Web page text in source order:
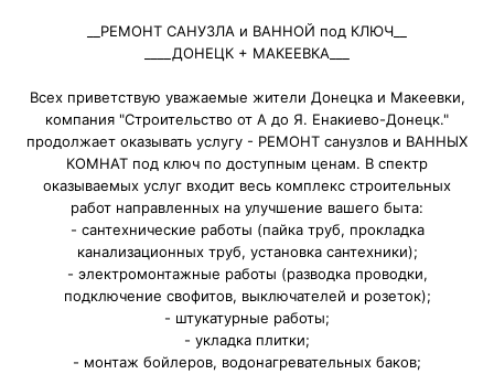
__РЕМОНТ САНУЗЛА и ВАННОЙ под КЛЮЧ__
____ДОНЕЦК + МАКЕЕВКА___
Всех приветствую уважаемые жители Донецка и Макеевки,
компания "Строительство от А до Я. Енакиево-Донецк."
продолжает оказывать услугу - РЕМОНТ санузлов и ВАННЫХ
КОМНАТ под ключ по доступным ценам. В спектр
оказываемых услуг входит весь комплекс строительных
работ направленных на улучшение вашего быта:
- сантехнические работы (пайка труб, прокладка
канализационных труб, установка сантехники);
- электромонтажные работы (разводка проводки,
подключение свофитов, выключателей и розеток);
- штукатурные работы;
- укладка плитки;
- монтаж бойлеров, водонагревательных баков;